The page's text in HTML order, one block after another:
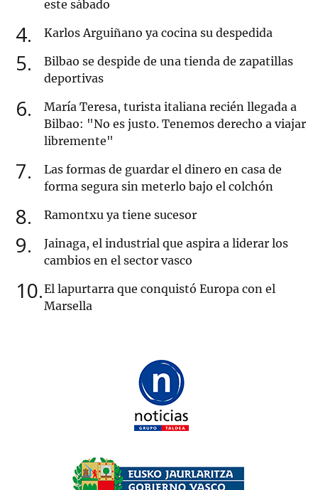
este sábado
4 Karlos Arguiñano ya cocina su despedida
5
Bilbao se despide de una tienda de zapatillas
deportivas
6
María Teresa, turista italiana recién llegada a
Bilbao: "No es justo. Tenemos derecho a viajar
libremente"
7
Las formas de guardar el dinero en casa de
forma segura sin meterlo bajo el colchón
8 Ramontxu ya tiene sucesor
9
Jainaga, el industrial que aspira a liderar los
cambios en el sector vasco
10 El lapurtarra que conquistó Europa con el
Marsella